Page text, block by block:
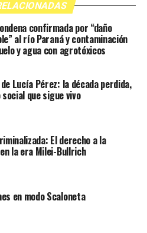
confirmada por “daño
al río Paraná y contaminación
y agua con agrotóxicos
Lucía Pérez: la década perdida,
que sigue vivo
El derecho a la
la era Milei-Bullrich
en modo Scaloneta